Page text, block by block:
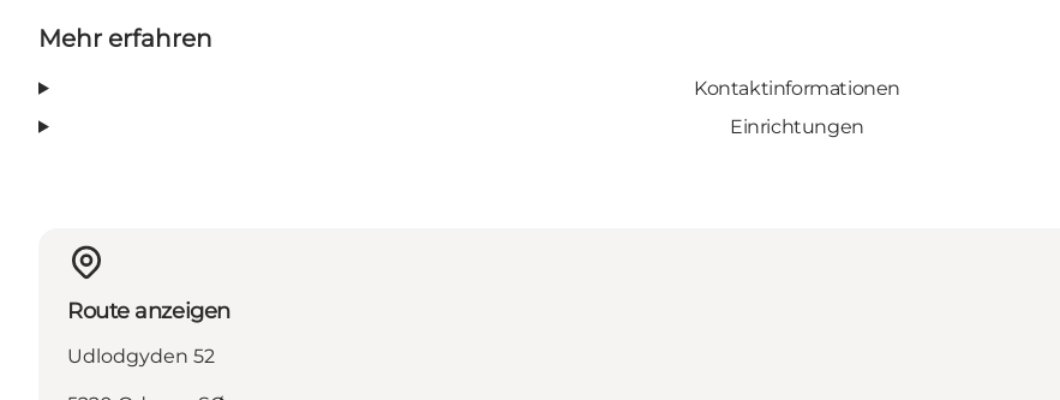
Mehr erfahren
Kontaktinformationen
Einrichtungen
Route anzeigen
Udlodgyden 52